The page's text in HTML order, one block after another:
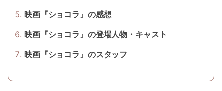
映画『ショコラ』の感想
映画『ショコラ』の登場人物・キャスト
映画『ショコラ』のスタッフ